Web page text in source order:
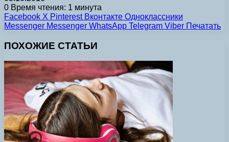
0 Время чтения: 1 минута
Facebook X Pinterest Вконтакте Одноклассники
Messenger Messenger WhatsApp Telegram Viber Печатать
ПОХОЖИЕ СТАТЬИ